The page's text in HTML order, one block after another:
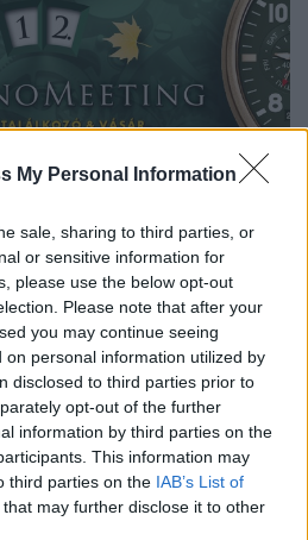
My Personal Information
sale, sharing to third parties, or
or sensitive information for
please use the below opt-out
Please note that after your
you may continue seeing
on personal information utilized by
disclosed to third parties prior to
opt-out of the further
information by third parties on the
This information may
third parties on the IAB’s List of
that may further disclose it to other
14.
Budapesten, a Corinthia
megrendezésre a
NYITÁS LÁTOGATÓK
Órát keresel? Vagy csak
működése, netán
habozz, itt a lehetőség, hogy